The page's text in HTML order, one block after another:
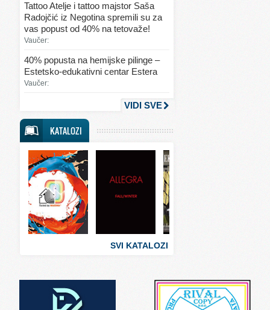
Svet kulinarstva
Svet lepote
Svet mode
Svet sporta
Svet tehnike
Svet ugostiteljstva
Svet zabave i umetnosti
Svet zanimljivosti
Svet zdravlja
Tattoo Atelje i tattoo majstor Saša
Radojčić iz Negotina spremili su za
vas popust od 40% na tetovaže!
Vaučer:
40% popusta na hemijske pilinge –
Estetsko-edukativni centar Estera
Vaučer:
VIDI SVE
KATALOZI
SVI KATALOZI